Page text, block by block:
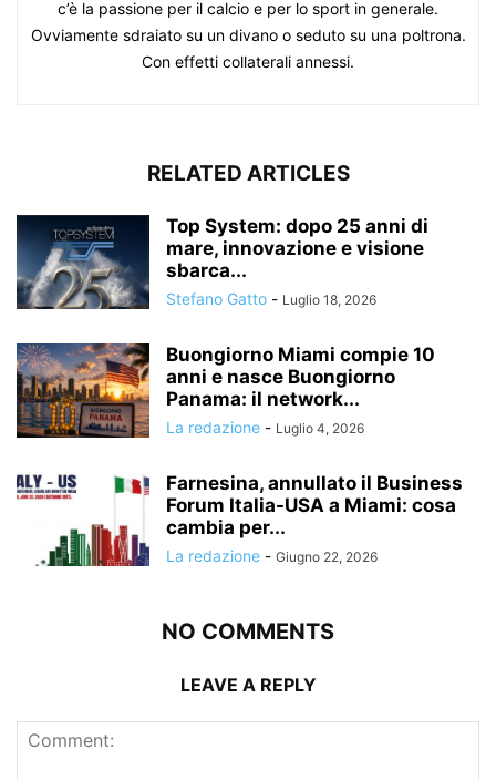
c’è la passione per il calcio e per lo sport in generale.
Ovviamente sdraiato su un divano o seduto su una poltrona.
Con effetti collaterali annessi.
RELATED ARTICLES
Top System: dopo 25 anni di
mare, innovazione e visione
sbarca...
Stefano Gatto - Luglio 18, 2026
Buongiorno Miami compie 10
anni e nasce Buongiorno
Panama: il network...
La redazione - Luglio 4, 2026
Farnesina, annullato il Business
Forum Italia-USA a Miami: cosa
cambia per...
La redazione - Giugno 22, 2026
NO COMMENTS
LEAVE A REPLY